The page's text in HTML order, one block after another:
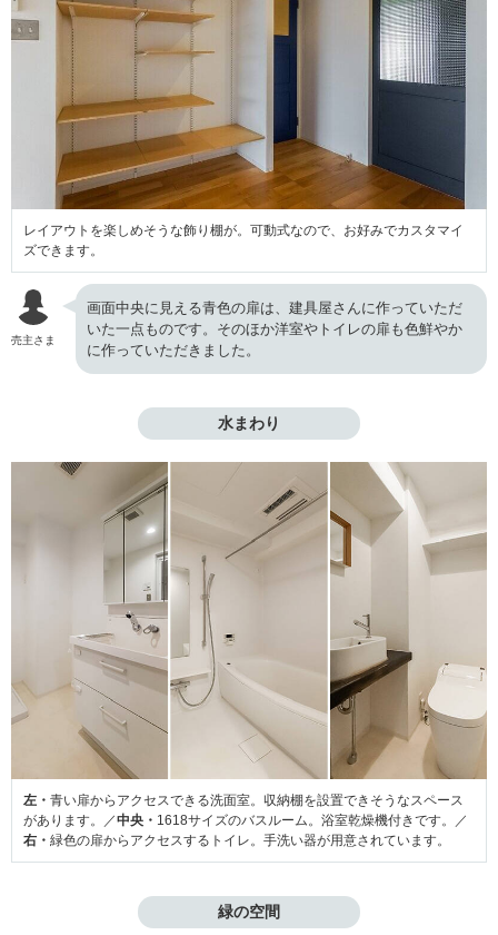
レイアウトを楽しめそうな飾り棚が。可動式なので、お好みでカスタマイ
ズできます。
売主さま
画面中央に見える青色の扉は、建具屋さんに作っていただ
いた一点ものです。そのほか洋室やトイレの扉も色鮮やか
に作っていただきました。
水まわり
左・ 青い扉からアクセスできる洗面室。収納棚を設置できそうなスペース
があります。／中央・ 1618サイズのバスルーム。浴室乾燥機付きです。／
右・ 緑色の扉からアクセスするトイレ。手洗い器が用意されています。
緑の空間